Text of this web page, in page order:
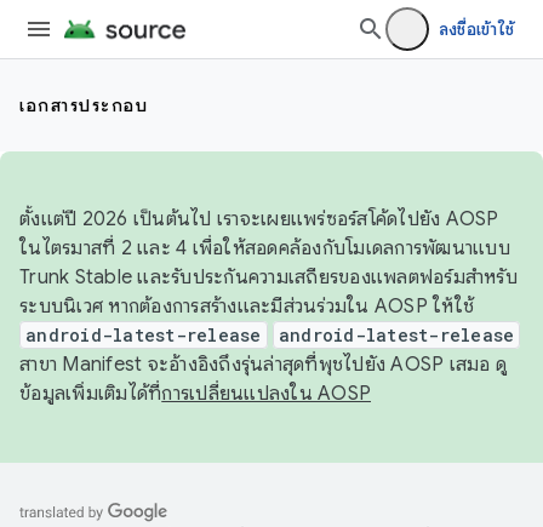
ลงชื่อเข้าใช้
เอกสารประกอบ
ตั้งแต่ปี 2026 เป็นต้นไป เราจะเผยแพร่ซอร์สโค้ดไปยัง AOSP
ในไตรมาสที่ 2 และ 4 เพื่อให้สอดคล้องกับโมเดลการพัฒนาแบบ
Trunk Stable และรับประกันความเสถียรของแพลตฟอร์มสำหรับ
ระบบนิเวศ หากต้องการสร้างและมีส่วนร่วมใน AOSP ให้ใช้
android-latest-release android-latest-release
สาขา Manifest จะอ้างอิงถึงรุ่นล่าสุดที่พุชไปยัง AOSP เสมอ ดู
ข้อมูลเพิ่มเติมได้ที่การเปลี่ยนแปลงใน AOSP